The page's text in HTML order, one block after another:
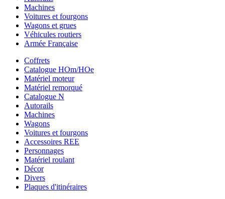
Machines
Voitures et fourgons
Wagons et grues
Véhicules routiers
Armée Française
Coffrets
Catalogue HOm/HOe
Matériel moteur
Matériel remorqué
Catalogue N
Autorails
Machines
Wagons
Voitures et fourgons
Accessoires REE
Personnages
Matériel roulant
Décor
Divers
Plaques d'itinéraires